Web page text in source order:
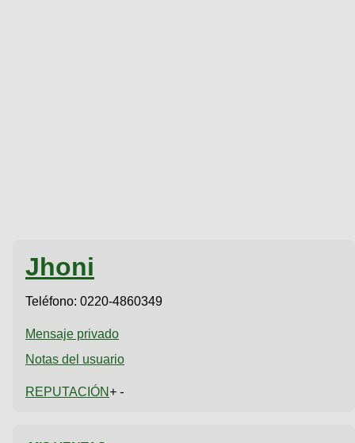
Jhoni
Teléfono: 0220-4860349
Mensaje privado
Notas del usuario
REPUTACIÓN + -